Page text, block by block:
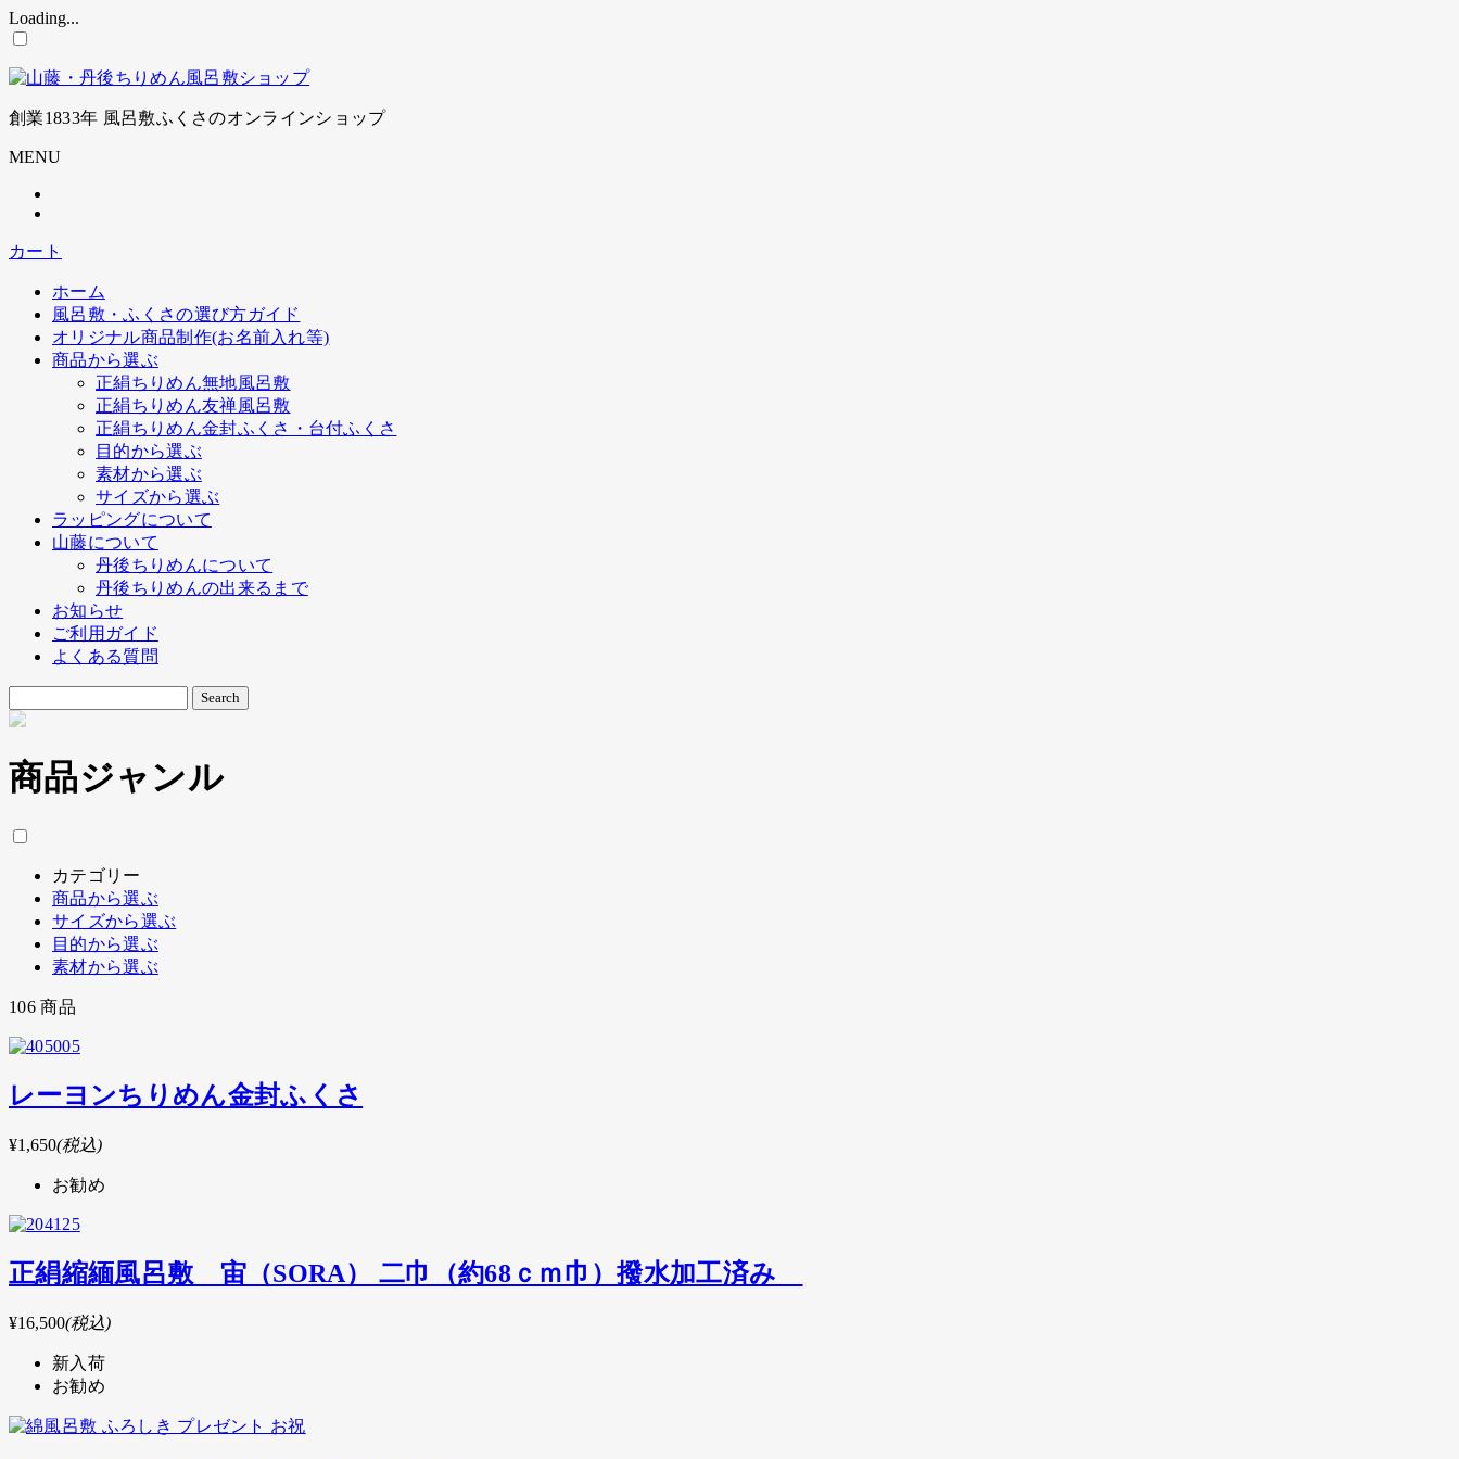
Loading...
コ
テ
ン
ツ
に
プ
創業1833年 風呂敷ふくさのオンラインショップ
MENU
カート
ホーム
風呂敷・ふくさの選び方ガイド
オリジナル商品制作(お名前入れ等)
商品から選ぶ
正絹ちりめん無地風呂敷
正絹ちりめん友禅風呂敷
正絹ちりめん金封ふくさ・台付ふくさ
目的から選ぶ
素材から選ぶ
サイズから選ぶ
ラッピングについて
山藤について
丹後ちりめんについて
丹後ちりめんの出来るまで
お知らせ
ご利用ガイド
よくある質問
商品ジャンル
カテゴリー
商品から選ぶ
サイズから選ぶ
目的から選ぶ
素材から選ぶ
106商品
レーヨンちりめん金封ふくさ
¥1,650(税込)
お勧め
正絹縮緬風呂敷 宙（SORA） 二巾（約68ｃｍ巾）撥水加工済み
¥16,500(税込)
新入荷
お勧め